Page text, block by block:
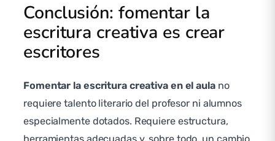
Conclusión: fomentar la
escritura creativa es crear
escritores
Fomentar la escritura creativa en el aulano
requiere talento literario del profesor ni alumnos
especialmente dotados. Requiere estructura,